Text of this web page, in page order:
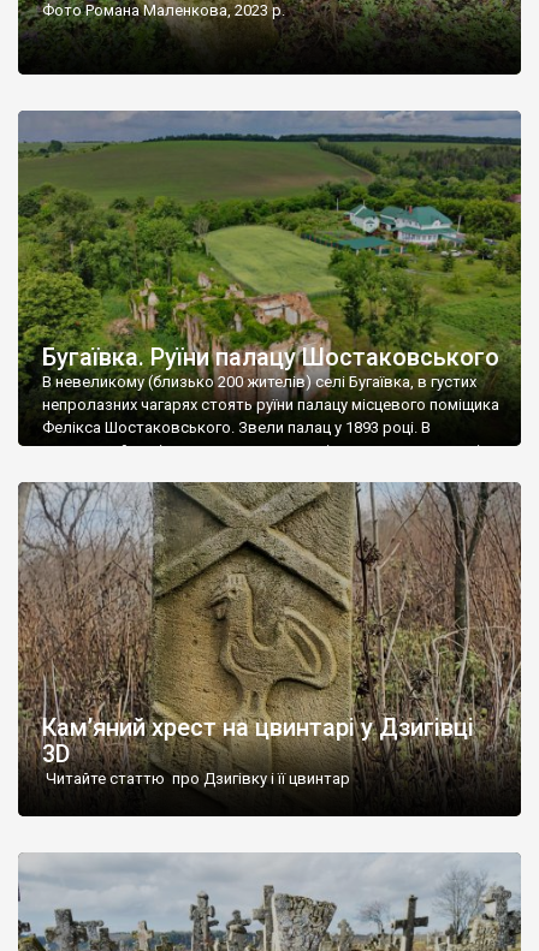
Фото Романа Маленкова, 2023 р.
Бугаївка. Руїни палацу Шостаковського
В невеликому (близько 200 жителів) селі Бугаївка, в густих
непролазних чагарях стоять руїни палацу місцевого поміщика
Фелікса Шостаковського. Звели палац у 1893 році. В
радянський період у ньому спочатку містилася школа, потім
століття тут розмістили туберкульозну лікарню. Коли із
палацу виїхала лікарня – ми точно не […]
Кам’яний хрест на цвинтарі у Дзигівці
3D
Читайте статтю про Дзигівку і її цвинтар